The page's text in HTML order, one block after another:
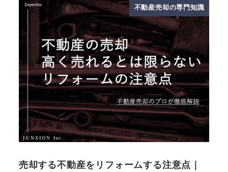
不動産売却の専門知識
売却する不動産をリフォームする注意点｜